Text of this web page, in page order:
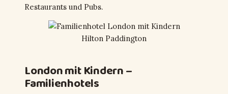
Restaurants und Pubs.
Hilton Paddington
London mit Kindern –
Familienhotels